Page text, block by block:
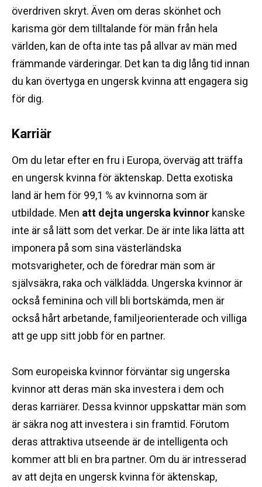
överdriven skryt. Även om deras skönhet och
karisma gör dem tilltalande för män från hela
världen, kan de ofta inte tas på allvar av män med
främmande värderingar. Det kan ta dig lång tid innan
du kan övertyga en ungersk kvinna att engagera sig
för dig.
Karriär
Om du letar efter en fru i Europa, överväg att träffa
en ungersk kvinna för äktenskap. Detta exotiska
land är hem för 99,1 % av kvinnorna som är
utbildade. Men att dejta ungerska kvinnor kanske
inte är så lätt som det verkar. De är inte lika lätta att
imponera på som sina västerländska
motsvarigheter, och de föredrar män som är
självsäkra, raka och välklädda. Ungerska kvinnor är
också feminina och vill bli bortskämda, men är
också hårt arbetande, familjeorienterade och villiga
att ge upp sitt jobb för en partner.
Som europeiska kvinnor förväntar sig ungerska
kvinnor att deras män ska investera i dem och
deras karriärer. Dessa kvinnor uppskattar män som
är säkra nog att investera i sin framtid. Förutom
deras attraktiva utseende är de intelligenta och
kommer att bli en bra partner. Om du är intresserad
av att dejta en ungersk kvinna för äktenskap,